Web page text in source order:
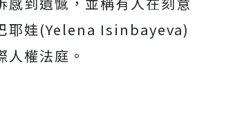
耶娃(Yelena Isinbayeva)
權法庭。